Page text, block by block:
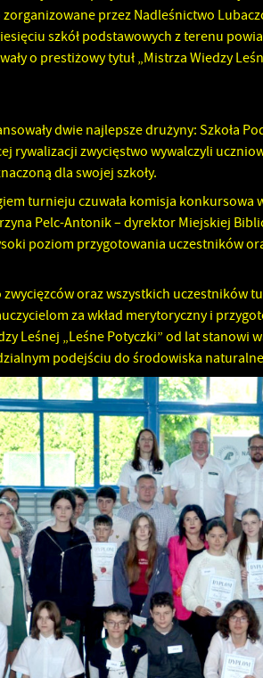
zorganizowane przez Nadleśnictwo
szkół podstawowych z terenu
o prestiżowy tytuł „Mistrza Wiedzy
dwie najlepsze drużyny: Szkoła
rywalizacji zwycięstwo wywalczyli
dla swojej szkoły.
turnieju czuwała komisja
Pelc-Antonik – dyrektor Miejskiej
poziom przygotowania uczestników
oraz wszystkich uczestników
za wkład merytoryczny i
Leśnej „Leśne Potyczki” od lat
podejściu do środowiska